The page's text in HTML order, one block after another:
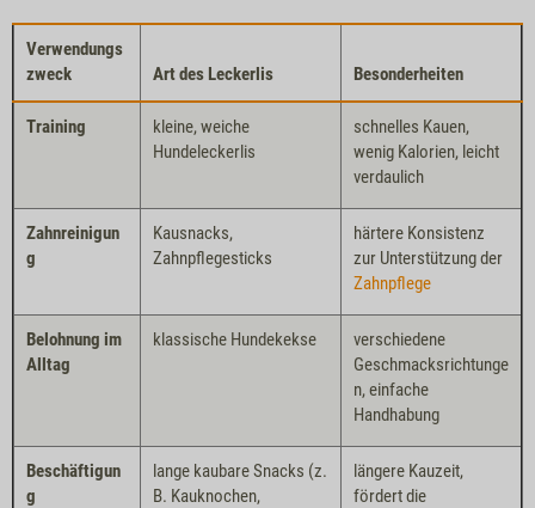
Verwendungs
zweck
Art des Leckerlis Besonderheiten
Training
kleine, weiche
Hundeleckerlis
schnelles Kauen,
wenig Kalorien, leicht
verdaulich
Zahnreinigun
g
Kausnacks,
Zahnpflegesticks
härtere Konsistenz
zur Unterstützung der
Zahnpflege
Belohnung im
Alltag
klassische Hundekekse
verschiedene
Geschmacksrichtunge
n, einfache
Handhabung
Beschäftigun
g
lange kaubare Snacks (z.
B. Kauknochen,
längere Kauzeit,
fördert die